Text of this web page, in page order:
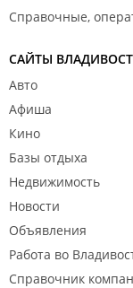
Справочные,
САЙТЫ
Авто
Афиша
Кино
Базы отдыха
Недвижимость
Новости
Объявления
Работа во
Справочник